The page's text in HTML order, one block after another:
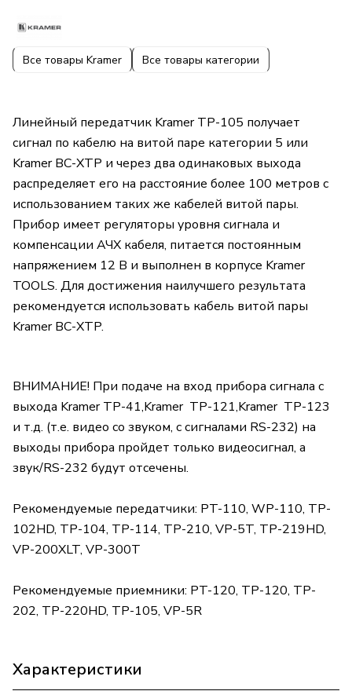
Все товары Kramer Все товары категории
Линейный передатчик Kramer TP-105 получает
сигнал по кабелю на витой паре категории 5 или
Kramer BC-XTP и через два одинаковых выхода
распределяет его на расстояние более 100 метров с
использованием таких же кабелей витой пары.
Прибор имеет регуляторы уровня сигнала и
компенсации АЧХ кабеля, питается постоянным
напряжением 12 В и выполнен в корпусе Kramer
TOOLS. Для достижения наилучшего результата
рекомендуется использовать кабель витой пары
Kramer BC-XTP.
ВНИМАНИЕ! При подаче на вход прибора сигнала с
выхода Kramer TP-41,Kramer TP-121,Kramer TP-123
и т.д. (т.е. видео со звуком, с сигналами RS-232) на
выходы прибора пройдет только видеосигнал, а
звук/RS-232 будут отсечены.
Рекомендуемые передатчики: PT-110, WP-110, TP-
102HD, TP-104, TP-114, TP-210, VP-5T, TP-219HD,
VP-200XLT, VP-300T
Рекомендуемые приемники: PT-120, TP-120, TP-
202, TP-220HD, TP-105, VP-5R
Характеристики